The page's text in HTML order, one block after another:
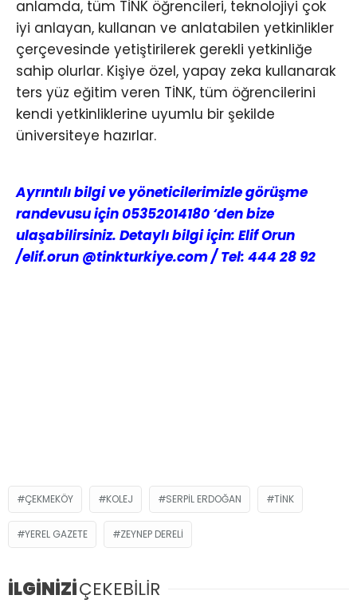
anlamda, tüm TİNK öğrencileri, teknolojiyi çok
iyi anlayan, kullanan ve anlatabilen yetkinlikler
çerçevesinde yetiştirilerek gerekli yetkinliğe
sahip olurlar. Kişiye özel, yapay zeka kullanarak
ters yüz eğitim veren TİNK, tüm öğrencilerini
kendi yetkinliklerine uyumlu bir şekilde
üniversiteye hazırlar.
Ayrıntılı bilgi ve yöneticilerimizle görüşme
randevusu için 05352014180 ‘den bize
ulaşabilirsiniz. Detaylı bilgi için: Elif Orun
/elif.orun @tinkturkiye.com / Tel: 444 28 92
ÇEKMEKÖY KOLEJ SERPIL ERDOĞAN TİNK
YEREL GAZETE ZEYNEP DERELI
İLGİNİZİÇEKEBİLİR